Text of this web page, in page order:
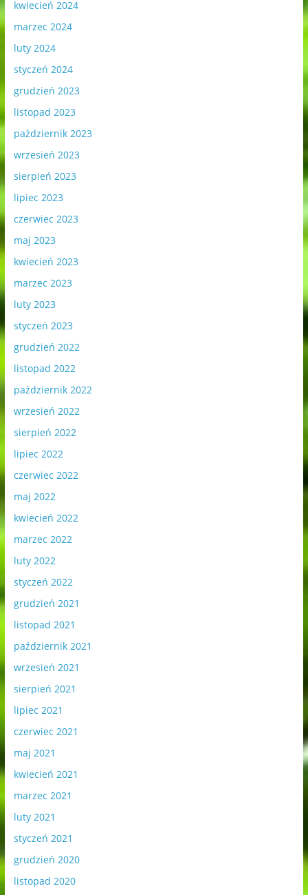
kwiecień 2024
marzec 2024
luty 2024
styczeń 2024
grudzień 2023
listopad 2023
październik 2023
wrzesień 2023
sierpień 2023
lipiec 2023
czerwiec 2023
maj 2023
kwiecień 2023
marzec 2023
luty 2023
styczeń 2023
grudzień 2022
listopad 2022
październik 2022
wrzesień 2022
sierpień 2022
lipiec 2022
czerwiec 2022
maj 2022
kwiecień 2022
marzec 2022
luty 2022
styczeń 2022
grudzień 2021
listopad 2021
październik 2021
wrzesień 2021
sierpień 2021
lipiec 2021
czerwiec 2021
maj 2021
kwiecień 2021
marzec 2021
luty 2021
styczeń 2021
grudzień 2020
listopad 2020